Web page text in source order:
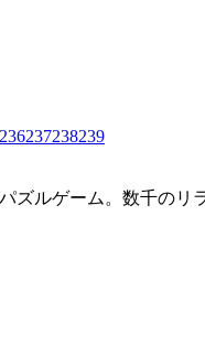
236237238239
ルゲーム。数千の